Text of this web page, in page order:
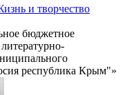
и творчество
бюджетное
республика Крым"»